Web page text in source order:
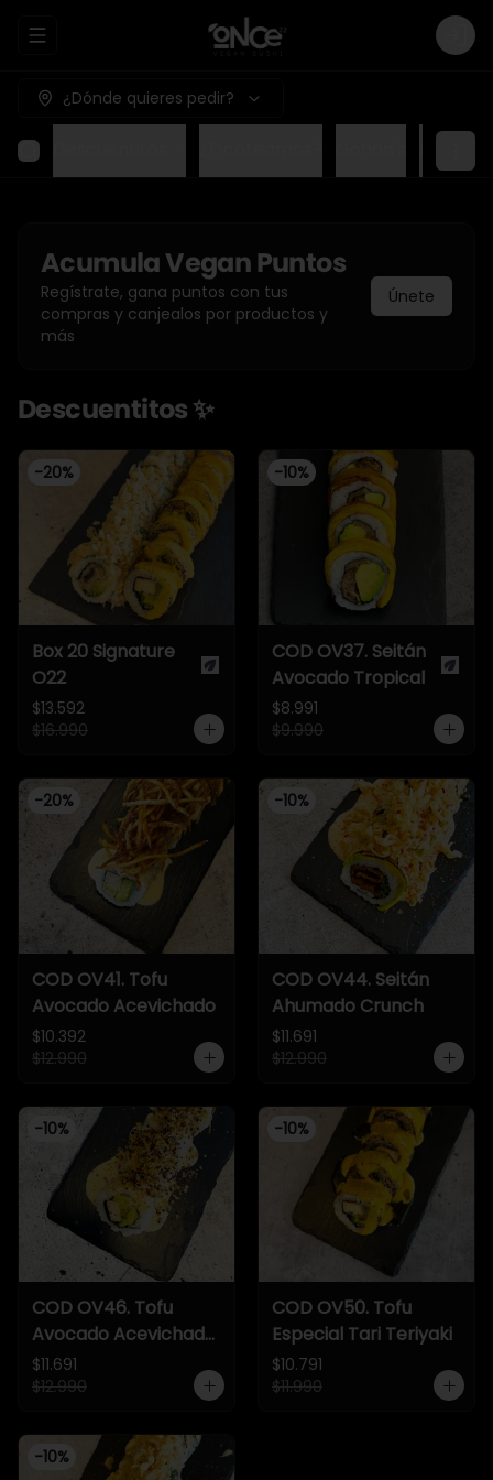
Abrir menu de navegación Login
¿Dónde quieres pedir?
AcumulaVegan Puntos
Regístrate, gana puntos con tus
compras y canjealos por productos y
más
Únete
Descuentitos ✨
-20%
Box 20 Signature
O22
$13.592
$16.990
-10%
COD OV37. Seitán
Avocado Tropical
$8.991
$9.990
-20%
COD OV41. Tofu
Avocado Acevichado
$10.392
$12.990
-10%
COD OV44. Seitán
Ahumado Crunch
$11.691
$12.990
-10%
COD OV46. Tofu
Avocado Acevichado
Crunch
$11.691
$12.990
-10%
COD OV50. Tofu
Especial Tari Teriyaki
$10.791
$11.990
-10%